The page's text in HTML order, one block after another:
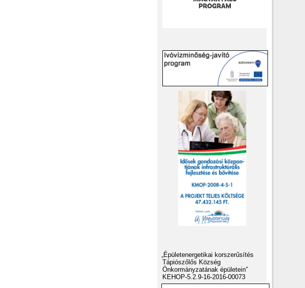
„Épületenergetikai korszerűsítés
Tápiószőlős Község
Önkormányzatának épületein”
KEHOP-5.2.9-16-2016-00073